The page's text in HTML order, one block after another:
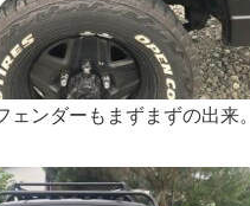
ェンダーもまずまずの出来。